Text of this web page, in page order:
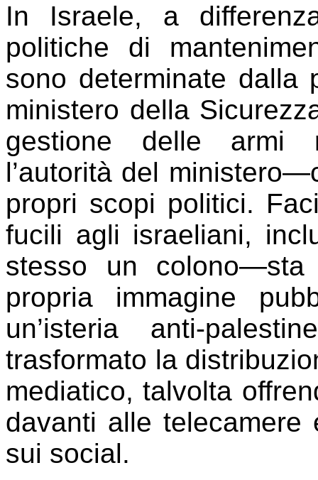
In Israele, a
politiche di
sono determinate dalla
ministero della
gestione delle armi
l’autorità del
propri scopi politici.
fucili agli israeliani,
stesso un colono—sta
propria immagine
un’isteria anti-
trasformato la
mediatico, talvolta
davanti alle
sui social.